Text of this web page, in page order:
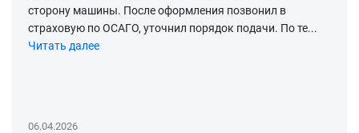
сторону машины. После оформления позвонил в
страховую по ОСАГО, уточнил порядок подачи. По те...
Читать далее
06.04.2026